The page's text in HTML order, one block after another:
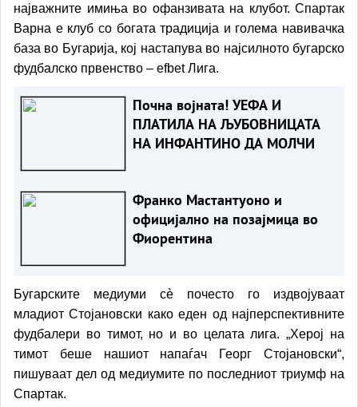
најважните имиња во офанзивата на клубот. Спартак
Варна е клуб со богата традиција и голема навивачка
база во Бугарија, кој настапува во најсилното бугарско
фудбалско првенство – efbet Лига.
Почна војната! УЕФА И
ПЛАТИЛА НА ЉУБОВНИЦАТА
НА ИНФАНТИНО ДА МОЛЧИ
Франко Мастантуоно и
официјално на позајмица во
Фиорентина
Бугарските медиуми сè почесто го издвојуваат
младиот Стојановски како еден од најперспективните
фудбалери во тимот, но и во целата лига. „Херој на
тимот беше нашиот напаѓач Георг Стојановски“,
пишуваат дел од медиумите по последниот триумф на
Спартак.